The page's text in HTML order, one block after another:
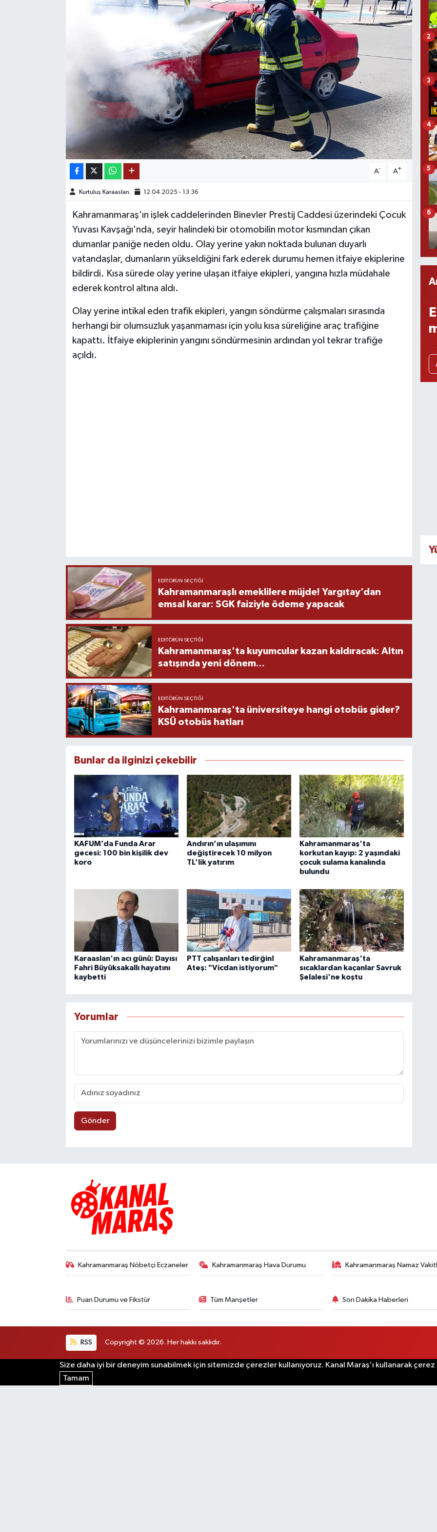
A- A+
Kurtuluş Karaaslan 12.04.2025 - 13:36
Kahramanmaraş'ın işlek caddelerinden Binevler Prestij Caddesi üzerindeki Çocuk
Yuvası Kavşağı'nda, seyir halindeki bir otomobilin motor kısmından çıkan
dumanlar paniğe neden oldu. Olay yerine yakın noktada bulunan duyarlı
vatandaşlar, dumanların yükseldiğini fark ederek durumu hemen itfaiye ekiplerine
bildirdi. Kısa sürede olay yerine ulaşan itfaiye ekipleri, yangına hızla müdahale
ederek kontrol altına aldı.
Olay yerine intikal eden trafik ekipleri, yangın söndürme çalışmaları sırasında
herhangi bir olumsuzluk yaşanmaması için yolu kısa süreliğine araç trafiğine
kapattı. İtfaiye ekiplerinin yangını söndürmesinin ardından yol tekrar trafiğe
açıldı.
EDITÖRÜN SEÇTIĞI
Kahramanmaraşlı emeklilere müjde! Yargıtay’dan
emsal karar: SGK faiziyle ödeme yapacak
EDITÖRÜN SEÇTIĞI
Kahramanmaraş'ta kuyumcular kazan kaldıracak: Altın
satışında yeni dönem...
EDITÖRÜN SEÇTIĞI
Kahramanmaraş'ta üniversiteye hangi otobüs gider?
KSÜ otobüs hatları
Bunlar da ilginizi çekebilir
KAFUM’da Funda Arar
gecesi: 100 bin kişilik dev
koro
Andırın’ın ulaşımını
değiştirecek 10 milyon
TL’lik yatırım
Kahramanmaraş'ta
korkutan kayıp: 2 yaşındaki
çocuk sulama kanalında
bulundu
Karaaslan'ın acı günü: Dayısı
Fahri Büyüksakallı hayatını
kaybetti
PTT çalışanları tedirğin!
Ateş: "Vicdan istiyorum"
Kahramanmaraş'ta
sıcaklardan kaçanlar Savruk
Şelalesi'ne koştu
Yorumlar
Gönder
2
3
4
5
6
Kahramanmaraş Nöbetçi Eczaneler Kahramanmaraş Hava Durumu Kahramanmaraş Namaz
Puan Durumu ve Fikstür Tüm Manşetler Son Dakika Haberleri
RSS Copyright © 2026. Her hakkı saklıdır.
Size daha iyi bir deneyim sunabilmek için sitemizde çerezler kullanıyoruz. Kanal Maraş'ı kullanarak çerez
Tamam
KÜLTÜR SANAT